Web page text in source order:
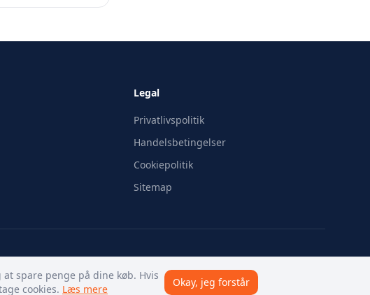
Legal
Privatlivspolitik
Handelsbetingelser
Cookiepolitik
Sitemap
spare penge på dine køb. Hvis
cookies. Læs mere
Okay, jeg forstår